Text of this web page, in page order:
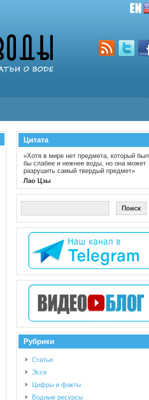
Цитата
«Хотя в мире нет предмета, который был
бы слабее и нежнее воды, но она может
разрушить самый твердый предмет»
Лао Цзы
Рубрики
Статьи
Эссе
Цифры и факты
Водные ресурсы